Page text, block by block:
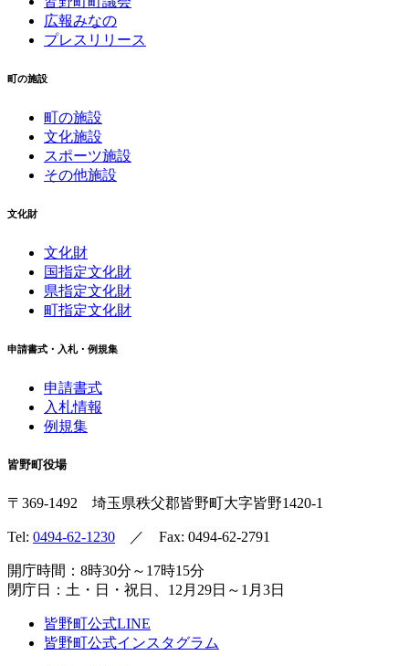
広報みなの
プレスリリース
町の施設
町の施設
文化施設
スポーツ施設
その他施設
文化財
文化財
国指定文化財
県指定文化財
町指定文化財
申請書式・入札・例規集
申請書式
入札情報
例規集
皆野町役場
〒369-1492 埼玉県秩父郡皆野町大字皆野1420-1
Tel: 0494-62-1230 ／ Fax: 0494-62-2791
開庁時間：8時30分～17時15分
閉庁日：土・日・祝日、12月29日～1月3日
皆野町公式LINE
皆野町公式インスタグラム